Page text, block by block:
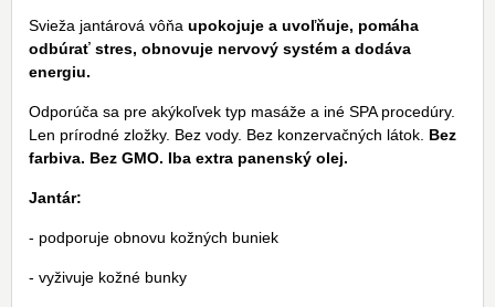
Svieža jantárová vôňa upokojuje a uvoľňuje, pomáha
odbúrať stres, obnovuje nervový systém a dodáva
energiu.
Odporúča sa pre akýkoľvek typ masáže a iné SPA procedúry.
Len prírodné zložky. Bez vody. Bez konzervačných látok. Bez
farbiva. Bez GMO. Iba extra panenský olej.
Jantár:
- podporuje obnovu kožných buniek
- vyživuje kožné bunky